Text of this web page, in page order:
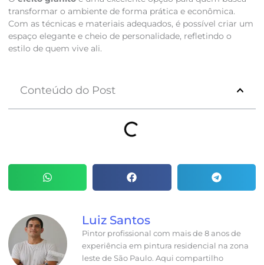
transformar o ambiente de forma prática e econômica.
Com as técnicas e materiais adequados, é possível criar um
espaço elegante e cheio de personalidade, refletindo o
estilo de quem vive ali.
Conteúdo do Post
Luiz Santos
Pintor profissional com mais de 8 anos de
experiência em pintura residencial na zona
leste de São Paulo. Aqui compartilho